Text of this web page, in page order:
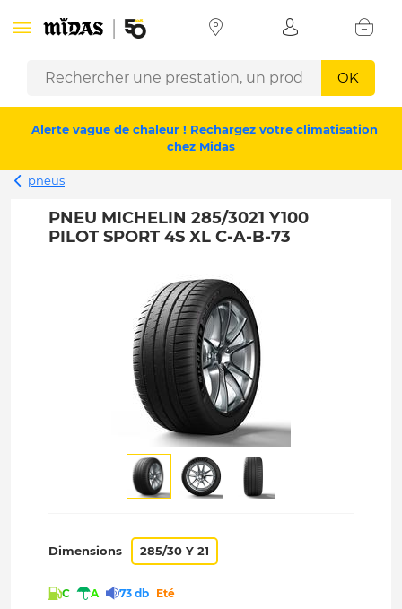
OK
Alerte vague de chaleur ! Rechargez votre climatisation
chez Midas
pneus
PNEU MICHELIN 285/3021 Y100
PILOT SPORT 4S XL C-A-B-73
Dimensions 285/30 Y 21
C A 73 db Eté